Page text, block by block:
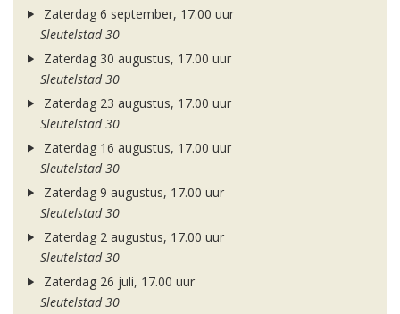
Zaterdag 6 september, 17.00 uur
Sleutelstad 30
Zaterdag 30 augustus, 17.00 uur
Sleutelstad 30
Zaterdag 23 augustus, 17.00 uur
Sleutelstad 30
Zaterdag 16 augustus, 17.00 uur
Sleutelstad 30
Zaterdag 9 augustus, 17.00 uur
Sleutelstad 30
Zaterdag 2 augustus, 17.00 uur
Sleutelstad 30
Zaterdag 26 juli, 17.00 uur
Sleutelstad 30